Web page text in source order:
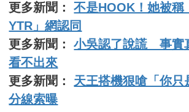
更多新聞：不是HOOK！她被稱
YTR」網認同
更多新聞：小吳認了說謊 事實
看不出來
更多新聞： 天王搭機狠嗆「你只
分線索曝